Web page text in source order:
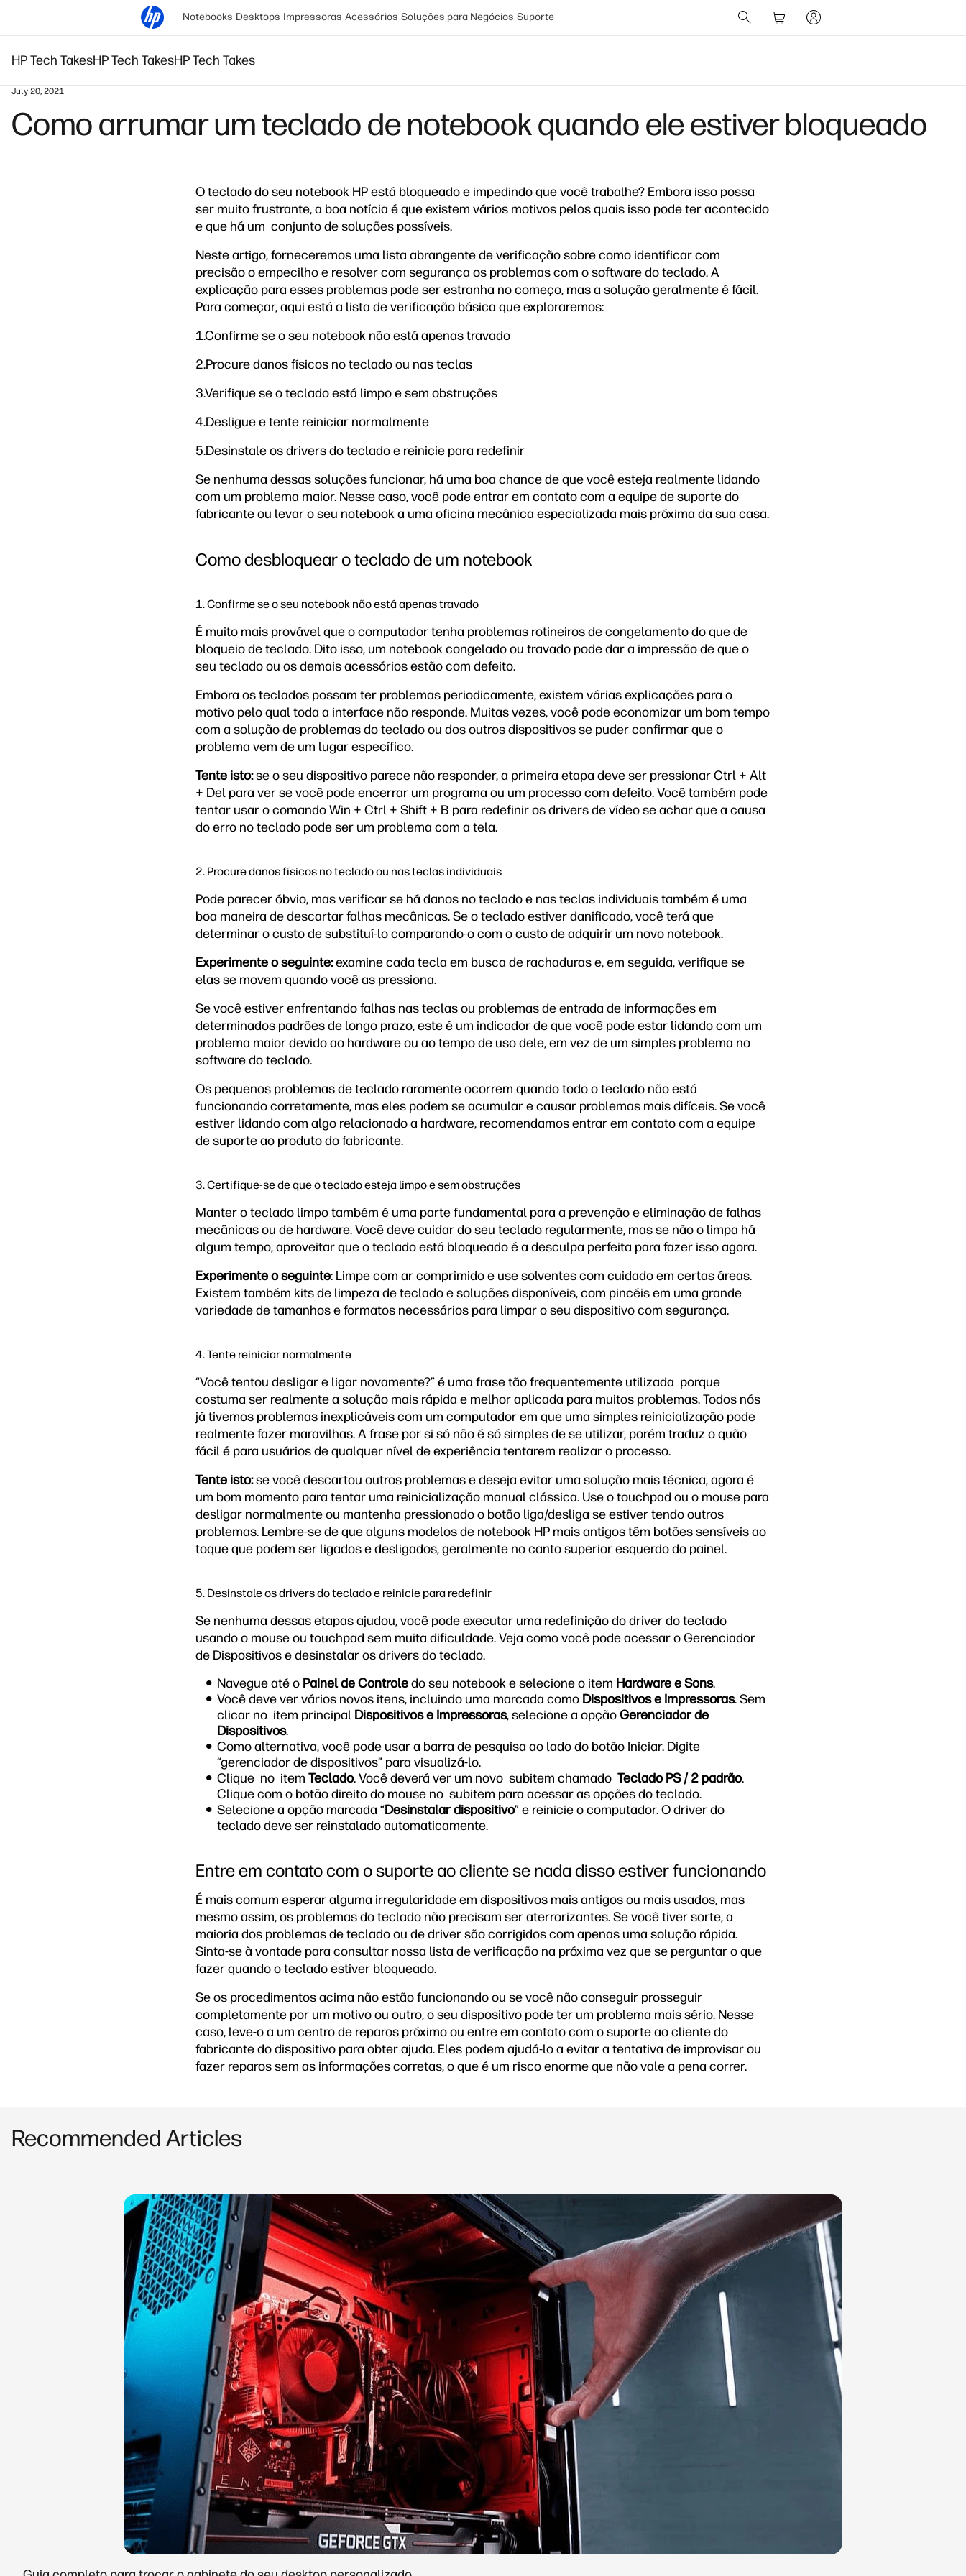
Notebooks Desktops Impressoras Acessórios Soluções para Negócios Suporte
HP Tech TakesHP Tech TakesHP Tech Takes
July 20, 2021
Como arrumar um teclado de notebook quando ele estiver bloqueado
O teclado do seu notebook HP está bloqueado e impedindo que você trabalhe? Embora isso possa
ser muito frustrante, a boa notícia é que existem vários motivos pelos quais isso pode ter acontecido
e que há um conjunto de soluções possíveis.
Neste artigo, forneceremos uma lista abrangente de verificação sobre como identificar com
precisão o empecilho e resolver com segurança os problemas com o software do teclado. A
explicação para esses problemas pode ser estranha no começo, mas a solução geralmente é fácil.
Para começar, aqui está a lista de verificação básica que exploraremos:
1.Confirme se o seu notebook não está apenas travado
2.Procure danos físicos no teclado ou nas teclas
3.Verifique se o teclado está limpo e sem obstruções
4.Desligue e tente reiniciar normalmente
5.Desinstale os drivers do teclado e reinicie para redefinir
Se nenhuma dessas soluções funcionar, há uma boa chance de que você esteja realmente lidando
com um problema maior. Nesse caso, você pode entrar em contato com a equipe de suporte do
fabricante ou levar o seu notebook a uma oficina mecânica especializada mais próxima da sua casa.
Como desbloquear o teclado de um notebook
1. Confirme se o seu notebook não está apenas travado
É muito mais provável que o computador tenha problemas rotineiros de congelamento do que de
bloqueio de teclado. Dito isso, um notebook congelado ou travado pode dar a impressão de que o
seu teclado ou os demais acessórios estão com defeito.
Embora os teclados possam ter problemas periodicamente, existem várias explicações para o
motivo pelo qual toda a interface não responde. Muitas vezes, você pode economizar um bom tempo
com a solução de problemas do teclado ou dos outros dispositivos se puder confirmar que o
problema vem de um lugar específico.
Tente isto:se o seu dispositivo parece não responder, a primeira etapa deve ser pressionar Ctrl + Alt
+ Del para ver se você pode encerrar um programa ou um processo com defeito. Você também pode
tentar usar o comando Win + Ctrl + Shift + B para redefinir os drivers de vídeo se achar que a causa
do erro no teclado pode ser um problema com a tela.
2. Procure danos físicos no teclado ou nas teclas individuais
Pode parecer óbvio, mas verificar se há danos no teclado e nas teclas individuais também é uma
boa maneira de descartar falhas mecânicas. Se o teclado estiver danificado, você terá que
determinar o custo de substituí-lo comparando-o com o custo de adquirir um novo notebook.
Experimente o seguinte:examine cada tecla em busca de rachaduras e, em seguida, verifique se
elas se movem quando você as pressiona.
Se você estiver enfrentando falhas nas teclas ou problemas de entrada de informações em
determinados padrões de longo prazo, este é um indicador de que você pode estar lidando com um
problema maior devido ao hardware ou ao tempo de uso dele, em vez de um simples problema no
software do teclado.
Os pequenos problemas de teclado raramente ocorrem quando todo o teclado não está
funcionando corretamente, mas eles podem se acumular e causar problemas mais difíceis. Se você
estiver lidando com algo relacionado a hardware, recomendamos entrar em contato com a equipe
de suporte ao produto do fabricante.
3. Certifique-se de que o teclado esteja limpo e sem obstruções
Manter o teclado limpo também é uma parte fundamental para a prevenção e eliminação de falhas
mecânicas ou de hardware. Você deve cuidar do seu teclado regularmente, mas se não o limpa há
algum tempo, aproveitar que o teclado está bloqueado é a desculpa perfeita para fazer isso agora.
Experimente o seguinte: Limpe com ar comprimido e use solventes com cuidado em certas áreas.
Existem também kits de limpeza de teclado e soluções disponíveis, com pincéis em uma grande
variedade de tamanhos e formatos necessários para limpar o seu dispositivo com segurança.
4. Tente reiniciar normalmente
“Você tentou desligar e ligar novamente?” é uma frase tão frequentemente utilizada porque
costuma ser realmente a solução mais rápida e melhor aplicada para muitos problemas. Todos nós
já tivemos problemas inexplicáveis ​​com um computador em que uma simples reinicialização pode
realmente fazer maravilhas. A frase por si só não é só simples de se utilizar, porém traduz o quão
fácil é para usuários de qualquer nível de experiência tentarem realizar o processo.
Tente isto:se você descartou outros problemas e deseja evitar uma solução mais técnica, agora é
um bom momento para tentar uma reinicialização manual clássica. Use o touchpad ou o mouse para
desligar normalmente ou mantenha pressionado o botão liga/desliga se estiver tendo outros
problemas. Lembre-se de que alguns modelos de notebook HP mais antigos têm botões sensíveis ao
toque que podem ser ligados e desligados, geralmente no canto superior esquerdo do painel.
5. Desinstale os drivers do teclado e reinicie para redefinir
Se nenhuma dessas etapas ajudou, você pode executar uma redefinição do driver do teclado
usando o mouse ou touchpad sem muita dificuldade. Veja como você pode acessar o Gerenciador
de Dispositivos e desinstalar os drivers do teclado.
Navegue até o Painel de Controledo seu notebook e selecione o item Hardware e Sons.
Você deve ver vários novos itens, incluindo uma marcada como Dispositivos e Impressoras. Sem
clicar no item principal Dispositivos e Impressoras, selecione a opçãoGerenciador de
Dispositivos.
Como alternativa, você pode usar a barra de pesquisa ao lado do botão Iniciar. Digite
“gerenciador de dispositivos” para visualizá-lo.
Clique no item Teclado. Você deverá ver um novo subitem chamado Teclado PS / 2 padrão.
Clique com o botão direito do mouse no subitem para acessar as opções do teclado.
Selecione a opção marcada “Desinstalar dispositivo” e reinicie o computador. O driver do
teclado deve ser reinstalado automaticamente.
Entre em contato com o suporte ao cliente se nada disso estiver funcionando
É mais comum esperar alguma irregularidade em dispositivos mais antigos ou mais usados, mas
mesmo assim, os problemas do teclado não precisam ser aterrorizantes. Se você tiver sorte, a
maioria dos problemas de teclado ou de driver são corrigidos com apenas uma solução rápida.
Sinta-se à vontade para consultar nossa lista de verificação na próxima vez que se perguntar o que
fazer quando o teclado estiver bloqueado.
Se os procedimentos acima não estão funcionando ou se você não conseguir prosseguir
completamente por um motivo ou outro, o seu dispositivo pode ter um problema mais sério. Nesse
caso, leve-o a um centro de reparos próximo ou entre em contato com o suporte ao cliente do
fabricante do dispositivo para obter ajuda. Eles podem ajudá-lo a evitar a tentativa de improvisar ou
fazer reparos sem as informações corretas, o que é um risco enorme que não vale a pena correr.
Recommended Articles